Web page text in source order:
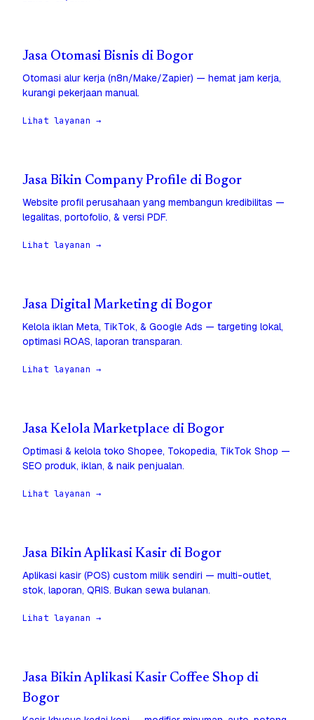
Jasa Otomasi Bisnis di Bogor
Otomasi alur kerja (n8n/Make/Zapier) — hemat jam kerja,
kurangi pekerjaan manual.
Lihat layanan →
Jasa Bikin Company Profile di Bogor
Website profil perusahaan yang membangun kredibilitas —
legalitas, portofolio, & versi PDF.
Lihat layanan →
Jasa Digital Marketing di Bogor
Kelola iklan Meta, TikTok, & Google Ads — targeting lokal,
optimasi ROAS, laporan transparan.
Lihat layanan →
Jasa Kelola Marketplace di Bogor
Optimasi & kelola toko Shopee, Tokopedia, TikTok Shop —
SEO produk, iklan, & naik penjualan.
Lihat layanan →
Jasa Bikin Aplikasi Kasir di Bogor
Aplikasi kasir (POS) custom milik sendiri — multi-outlet,
stok, laporan, QRIS. Bukan sewa bulanan.
Lihat layanan →
Jasa Bikin Aplikasi Kasir Coffee Shop di
Bogor